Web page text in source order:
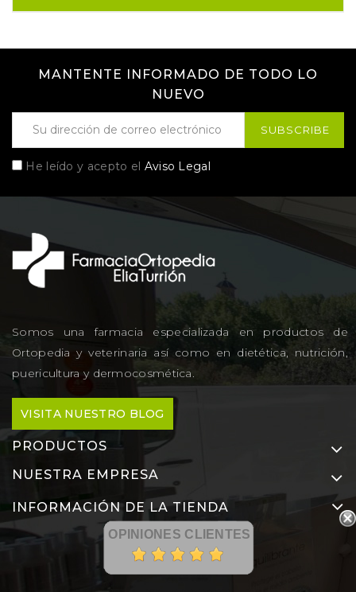
MANTENTE INFORMADO DE TODO LO
NUEVO
He leído y acepto el Aviso Legal
Somos una farmacia especializada en productos de
Ortopedia y veterinaria así como en dietética, nutrición,
puericultura y dermocosmética.
VISITA NUESTRO BLOG
PRODUCTOS
NUESTRA EMPRESA
INFORMACIÓN DE LA TIENDA
OPINIONES CLIENTES